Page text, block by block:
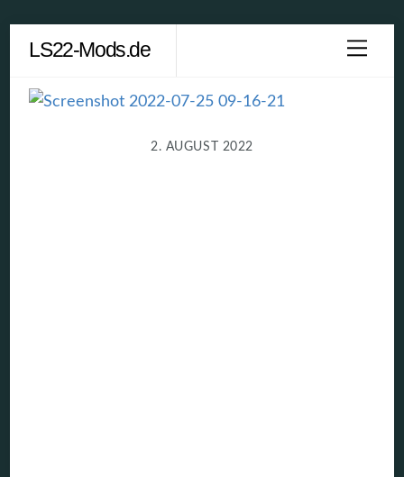
content
LS22-Mods.de
2. AUGUST 2022